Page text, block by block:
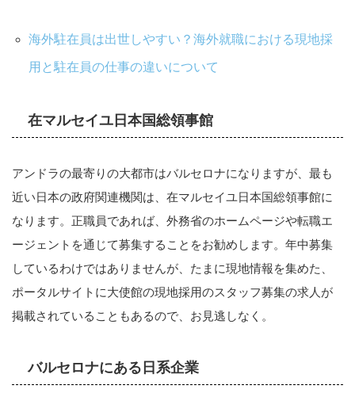
海外駐在員は出世しやすい？海外就職における現地採
用と駐在員の仕事の違いについて
在マルセイユ日本国総領事館
アンドラの最寄りの大都市はバルセロナになりますが、最も
近い日本の政府関連機関は、在マルセイユ日本国総領事館に
なります。正職員であれば、外務省のホームページや転職エ
ージェントを通じて募集することをお勧めします。年中募集
しているわけではありませんが、たまに現地情報を集めた、
ポータルサイトに大使館の現地採用のスタッフ募集の求人が
掲載されていることもあるので、お見逃しなく。
バルセロナにある日系企業